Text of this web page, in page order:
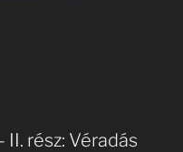
rész: Véradás